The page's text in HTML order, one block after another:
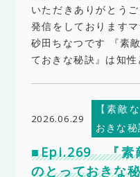
いただきありがとう
発信をしております
砂田ちなつです 『素
ておきな秘訣』は知
2026.06.29
【素敵
おきな秘
■Epi.269 『素
のとっておきな